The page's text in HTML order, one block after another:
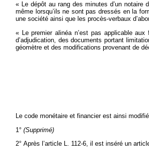
« Le dépôt au rang des minutes d’un notaire
même lorsqu’ils ne sont pas dressés en la
une société ainsi que les procès-verbaux
« Le premier alinéa n’est pas applicable
d’adjudication, des documents portant
géomètre et des modifications provenant de
Le code monétaire et financier est ainsi
1° (Supprimé)
2° Après l’article L. 112-6, il est inséré un